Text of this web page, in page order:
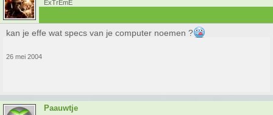
ExTrEmE
kan je effe wat specs van je computer noemen ?
26 mei 2004
Paauwtje